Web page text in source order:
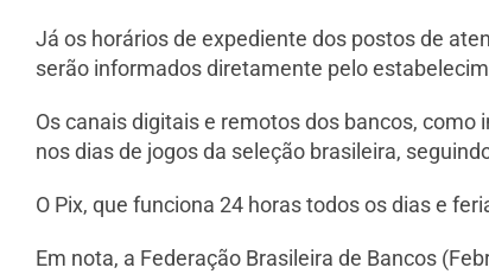
Já os horários de expediente dos postos de
serão informados diretamente pelo
Os canais digitais e remotos dos bancos,
nos dias de jogos da seleção brasileira,
O Pix, que funciona 24 horas todos os dias e
Em nota, a Federação Brasileira de Bancos